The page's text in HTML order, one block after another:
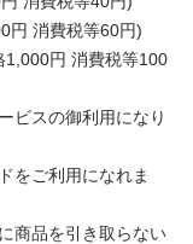
円 消費税等60円)
1,000円 消費税等100
ビスの御利用になり
をご利用になれま
商品を引き取らない